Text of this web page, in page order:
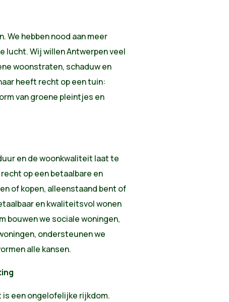
We hebben nood aan meer
lucht. Wij willen Antwerpen veel
woonstraten, schaduw en
heeft recht op een tuin:
van groene pleintjes en
en de woonkwaliteit laat te
op een betaalbare en
of kopen, alleenstaand bent of
en kwaliteitsvol wonen
bouwen we sociale woningen,
ondersteunen we
alle kansen.
een ongelofelijke rijkdom.